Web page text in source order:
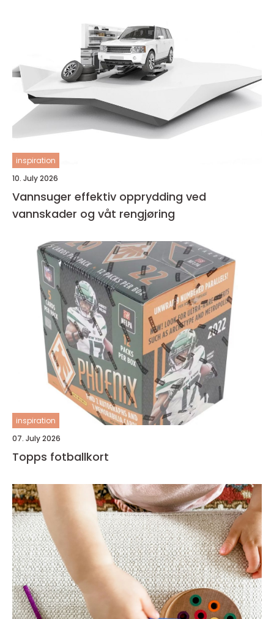
inspiration
10. July 2026
Vannsuger effektiv opprydding ved
vannskader og våt rengjøring
inspiration
07. July 2026
Topps fotballkort